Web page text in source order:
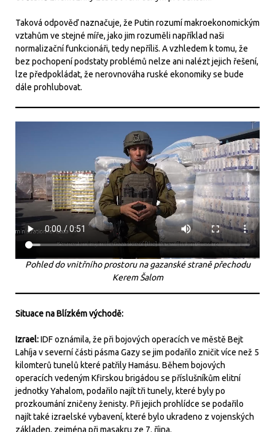
Taková odpověď naznačuje, že Putin rozumí makroekonomickým
vztahům ve stejné míře, jako jim rozuměli například naši
normalizační funkcionáři, tedy nepříliš. A vzhledem k tomu, že
bez pochopení podstaty problémů nelze ani nalézt jejich řešení,
lze předpokládat, že nerovnováha ruské ekonomiky se bude
dále prohlubovat.
Pohled do vnitřního prostoru na gazanské straně přechodu
Kerem Šalom
Situace na Blízkém východě:
Izrael:IDF oznámila, že při bojových operacích ve městě Bejt
Lahíja v severní části pásma Gazy se jim podařilo zničit více než 5
kilomterů tunelů které patřily Hamásu. Během bojových
operacích vedeným Kfirskou brigádou se příslušníkům elitní
jednotky Yahalom, podařilo najít tři tunely, které byly po
prozkoumání zničeny ženisty. Při jejich prohlídce se podařilo
najít také izraelské vybavení, které bylo ukradeno z vojenských
základen, zejména při masakru ze 7. října.